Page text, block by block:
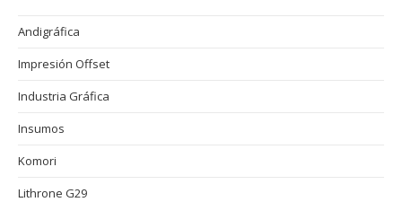
Andigráfica
Impresión Offset
Industria Gráfica
Insumos
Komori
Lithrone G29